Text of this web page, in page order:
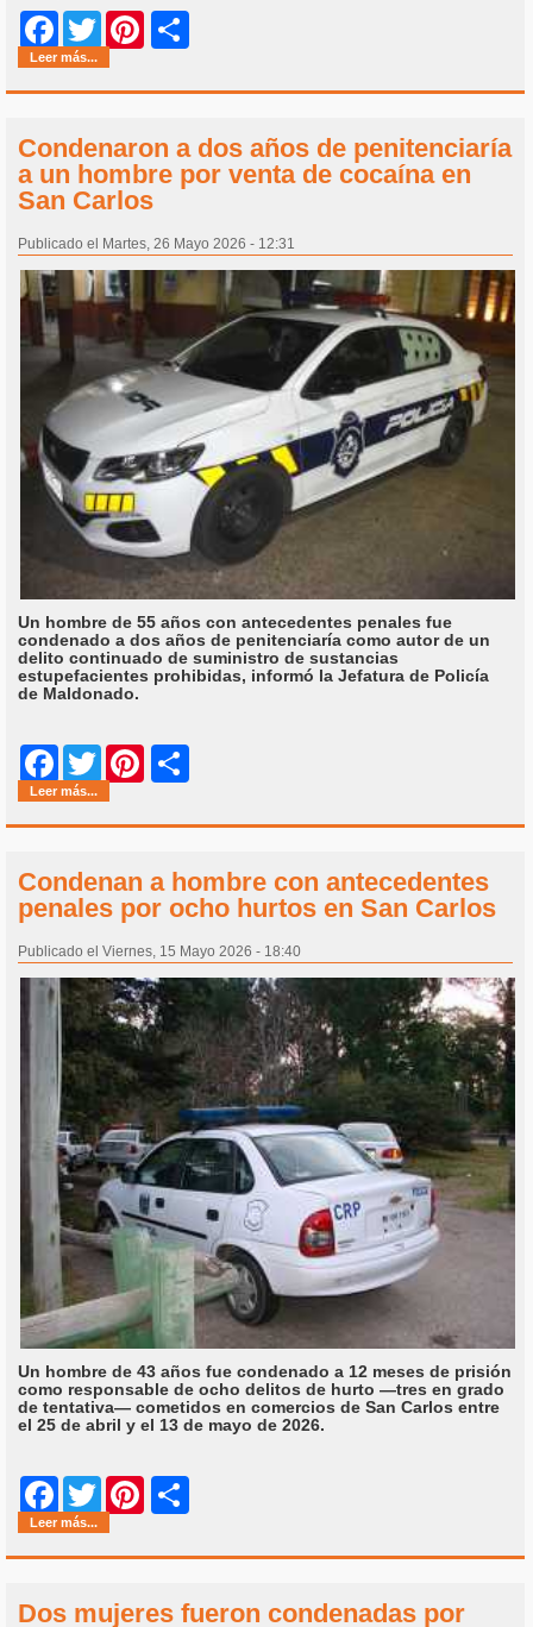
Facebook
Twitter Pinterest
Leer más...
Condenaron a dos años de penitenciaría
a un hombre por venta de cocaína en
San Carlos
Publicado el Martes, 26 Mayo 2026 - 12:31
Un hombre de 55 años con antecedentes penales fue
condenado a dos años de penitenciaría como autor de un
delito continuado de suministro de sustancias
estupefacientes prohibidas, informó la Jefatura de Policía
de Maldonado.
Facebook
Twitter Pinterest
Leer más...
Condenan a hombre con antecedentes
penales por ocho hurtos en San Carlos
Publicado el Viernes, 15 Mayo 2026 - 18:40
Un hombre de 43 años fue condenado a 12 meses de prisión
como responsable de ocho delitos de hurto —tres en grado
de tentativa— cometidos en comercios de San Carlos entre
el 25 de abril y el 13 de mayo de 2026.
Facebook
Twitter Pinterest
Leer más...
Dos mujeres fueron condenadas por